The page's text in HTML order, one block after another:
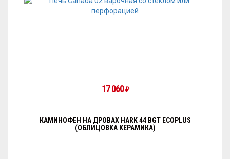
17 060 ₽
КАМИНОФЕН НА ДРОВАХ HARK 44 BGT ECOPLUS
(ОБЛИЦОВКА КЕРАМИКА)